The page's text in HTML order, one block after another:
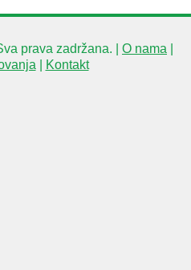
prava zadržana. | O nama
Kontakt